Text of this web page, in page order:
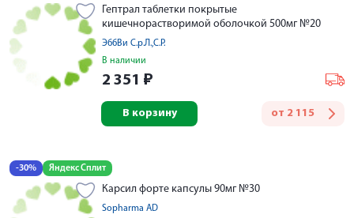
Гептрал таблетки покрытые
кишечнорастворимой оболочкой 500мг №20
ЭббВи С.р.Л.,C.Р.
В наличии
2 351 ₽
от 2 115
В корзину
-30% Яндекс Сплит
Карсил форте капсулы 90мг №30
Sopharma AD